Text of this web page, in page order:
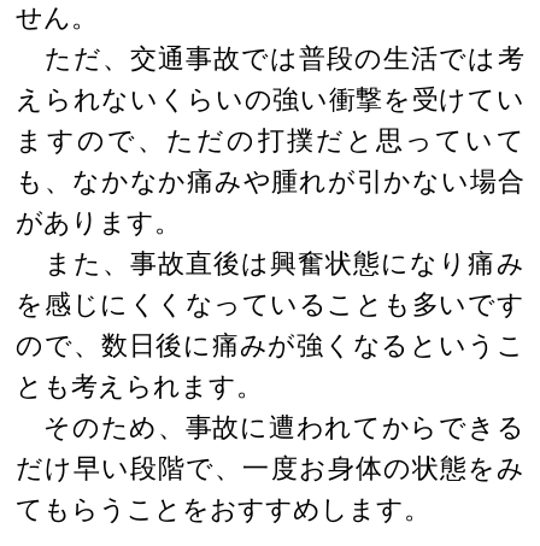
せん。
ただ、交通事故では普段の生活では考
えられないくらいの強い衝撃を受けてい
ますので、ただの打撲だと思っていて
も、なかなか痛みや腫れが引かない場合
があります。
また、事故直後は興奮状態になり痛み
を感じにくくなっていることも多いです
ので、数日後に痛みが強くなるというこ
とも考えられます。
そのため、事故に遭われてからできる
だけ早い段階で、一度お身体の状態をみ
てもらうことをおすすめします。